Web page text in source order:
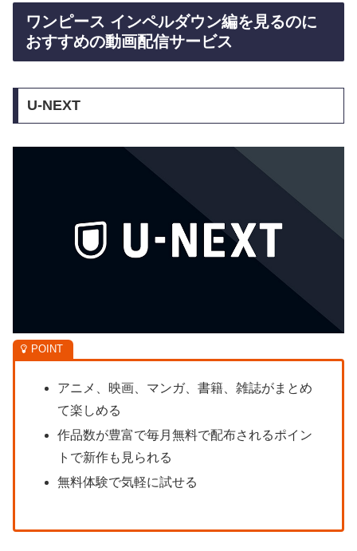
ワンピース インペルダウン編を見るのに
おすすめの動画配信サービス
U-NEXT
アニメ、映画、マンガ、書籍、雑誌がまとめ
て楽しめる
作品数が豊富で毎月無料で配布されるポイン
トで新作も見られる
無料体験で気軽に試せる